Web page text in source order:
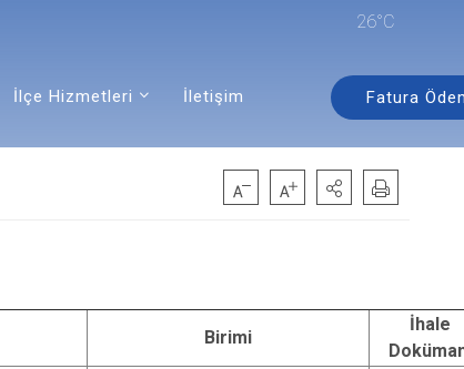
26°C
İlçe Hizmetleri İletişim Fatura
Birimi
İhale